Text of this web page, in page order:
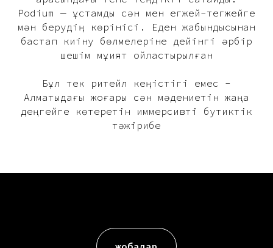
Podium — ұстамды сән мен егжей-тегжейге
мән берудің көрінісі. Еден жабындысынан
бастап киіну бөлмелеріне дейінгі әрбір
шешім мұқият ойластырылған
Бұл тек ритейл кеңістігі емес -
Алматыдағы жоғары сән мәдениетін жаңа
деңгейге көтеретін иммерсивті бутиктік
тәжірибе